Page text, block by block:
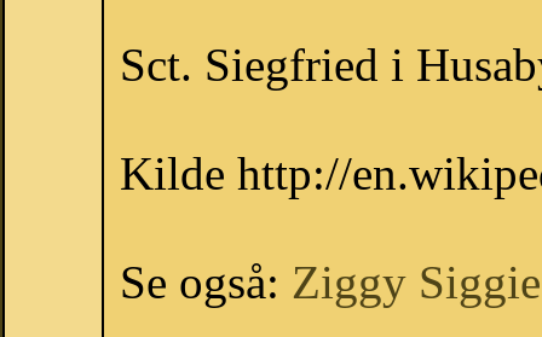
Sct. Siegfried i
Kilde http://
Se også: Ziggy Siggie